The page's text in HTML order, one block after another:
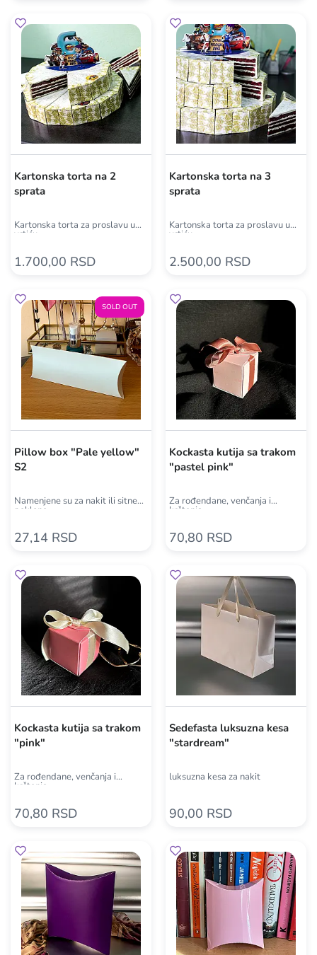
Kartonska torta na 2
sprata
Kartonska torta za proslavu u
vrtiću
1.700,00 RSD
Kartonska torta na 3
sprata
Kartonska torta za proslavu u
vrtiću
2.500,00 RSD
SOLD OUT
Pillow box "Pale yellow"
S2
Namenjene su za nakit ili sitne
poklone
27,14 RSD
Kockasta kutija sa trakom
"pastel pink"
Za rođendane, venčanja i
krštenja
70,80 RSD
Kockasta kutija sa trakom
"pink"
Za rođendane, venčanja i
krštenja
70,80 RSD
Sedefasta luksuzna kesa
"stardream"
luksuzna kesa za nakit
90,00 RSD